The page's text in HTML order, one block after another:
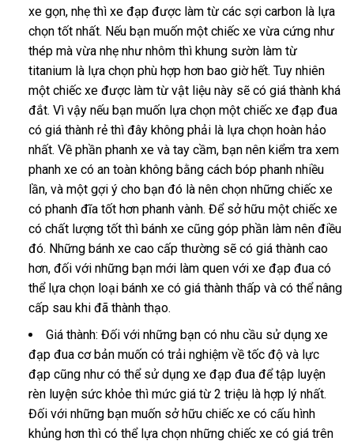
xe gọn, nhẹ thì xe đạp được làm từ các sợi carbon là lựa
chọn tốt nhất. Nếu bạn muốn một chiếc xe vừa cứng như
thép mà vừa nhẹ như nhôm thì khung sườn làm từ
titanium là lựa chọn phù hợp hơn bao giờ hết. Tuy nhiên
một chiếc xe được làm từ vật liệu này sẽ có giá thành khá
đắt. Vì vậy nếu bạn muốn lựa chọn một chiếc xe đạp đua
có giá thành rẻ thì đây không phải là lựa chọn hoàn hảo
nhất. Về phần phanh xe và tay cầm, bạn nên kiểm tra xem
phanh xe có an toàn không bằng cách bóp phanh nhiều
lần, và một gợi ý cho bạn đó là nên chọn những chiếc xe
có phanh đĩa tốt hơn phanh vành. Để sở hữu một chiếc xe
có chất lượng tốt thì bánh xe cũng góp phần làm nên điều
đó. Những bánh xe cao cấp thường sẽ có giá thành cao
hơn, đối với những bạn mới làm quen với xe đạp đua có
thể lựa chọn loại bánh xe có giá thành thấp và có thể nâng
cấp sau khi đã thành thạo.
Giá thành: Đối với những bạn có nhu cầu sử dụng xe
đạp đua cơ bản muốn có trải nghiệm về tốc độ và lực
đạp cũng như có thể sử dụng xe đạp đua để tập luyện
rèn luyện sức khỏe thì mức giá từ 2 triệu là hợp lý nhất.
Đối với những bạn muốn sở hữu chiếc xe có cấu hình
khủng hơn thì có thể lựa chọn những chiếc xe có giá trên